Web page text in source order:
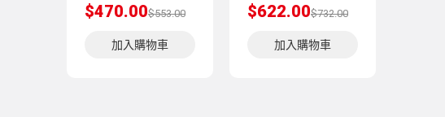
$470.00$553.00
加入購物車
$622.00$732.00
加入購物車